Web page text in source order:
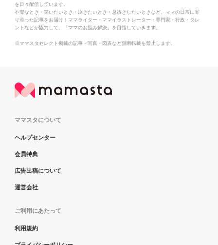
を日々配信しています。
不安なとき・笑いたいとき・泣きたいとき・息抜きしたいときなど、ママの日常に寄
り添った記事をお届け！ママライター・ママイラストレーター・専門家・行政・タレ
ントなどが協力して、「ママのお悩み解決」を目指していきます。
※ママスタセレクト掲載の記事・写真・図表など無断転載を禁止します。
ママスタについて
ヘルプセンター
会員特典
広告出稿について
運営会社
ご利用にあたって
利用規約